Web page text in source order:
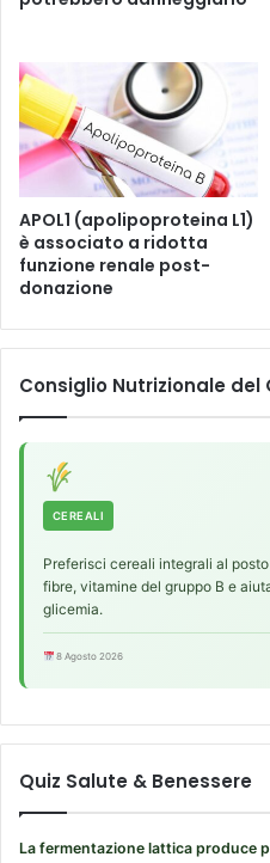
l
'
a
c
c
o
c
i
a
m
o
d
e
APOL1 (apolipoproteina L1)
è associato a ridotta
funzione renale post-
donazione
Consiglio Nutrizionale del
CEREALI
Preferisci cereali integrali al
fibre, vitamine del gruppo B e
glicemia.
8 Agosto 2026
Quiz Salute & Benessere
La fermentazione lattica produce